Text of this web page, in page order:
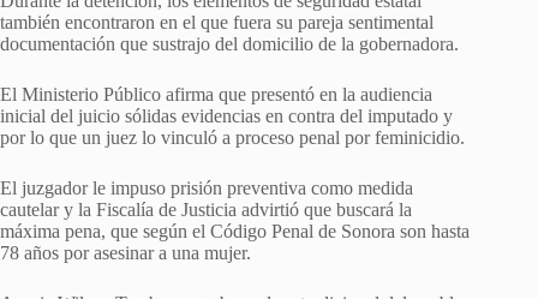
también encontraron en el que fuera su pareja sentimental
documentación que sustrajo del domicilio de la gobernadora.
El Ministerio Público afirma que presentó en la audiencia
inicial del juicio sólidas evidencias en contra del imputado y
por lo que un juez lo vinculó a proceso penal por feminicidio.
El juzgador le impuso prisión preventiva como medida
cautelar y la Fiscalía de Justicia advirtió que buscará la
máxima pena, que según el Código Penal de Sonora son hasta
78 años por asesinar a una mujer.